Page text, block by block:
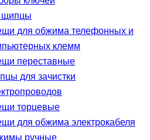
для обжима телефонных и
клемм
переставные
для зачистки
торцевые
для обжима электрокабеля